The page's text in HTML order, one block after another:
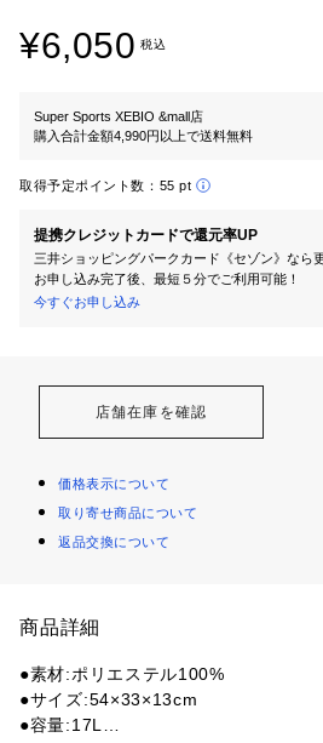
¥6,050 税込
Super Sports XEBIO &mall店
購入合計金額4,990円以上で送料無料
取得予定ポイント数： 55 pt
提携クレジットカードで還元率UP
三井ショッピングパークカード《セゾン》なら
お申し込み完了後、最短５分でご利用可能！
今すぐお申し込み
店舗在庫を確認
価格表示について
取り寄せ商品について
返品交換について
商品詳細
●素材:ポリエステル100%
●サイズ:54×33×13cm
●容量:17L